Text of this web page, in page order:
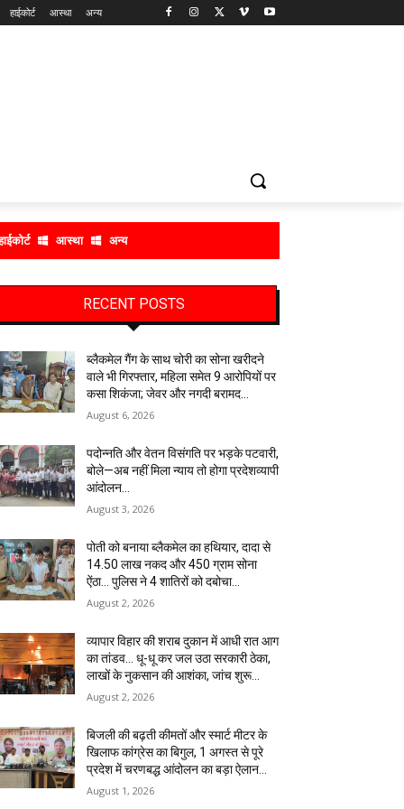
हाईकोर्ट आस्था अन्य
आस्था अन्य
RECENT POSTS
ब्लैकमेल गैंग के साथ चोरी का सोना खरीदने
वाले भी गिरफ्तार, महिला समेत 9 आरोपियों पर
कसा शिकंजा; जेवर और नगदी बरामद…
August 6, 2026
पदोन्नति और वेतन विसंगति पर भड़के पटवारी,
बोले—अब नहीं मिला न्याय तो होगा प्रदेशव्यापी
आंदोलन…
August 3, 2026
पोती को बनाया ब्लैकमेल का हथियार, दादा से
14.50 लाख नकद और 450 ग्राम सोना
ऐंठा… पुलिस ने 4 शातिरों को दबोचा…
August 2, 2026
व्यापार विहार की शराब दुकान में आधी रात आग
का तांडव… धू-धू कर जल उठा सरकारी ठेका,
लाखों के नुकसान की आशंका, जांच शुरू…
August 2, 2026
बिजली की बढ़ती कीमतों और स्मार्ट मीटर के
खिलाफ कांग्रेस का बिगुल, 1 अगस्त से पूरे
प्रदेश में चरणबद्ध आंदोलन का बड़ा ऐलान…
August 1, 2026